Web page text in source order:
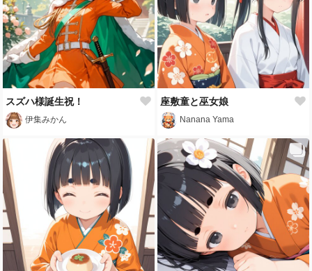
スズハ様誕生祝！
伊集みかん
座敷童と巫女娘
Nanana Yama